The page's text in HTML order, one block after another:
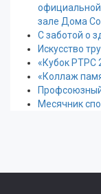
официальной
зале Дома
С заботой о
Искусство
«Кубок РТРС
«Коллаж
Месячник